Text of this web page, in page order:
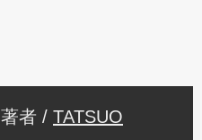
著者 / TATSUO